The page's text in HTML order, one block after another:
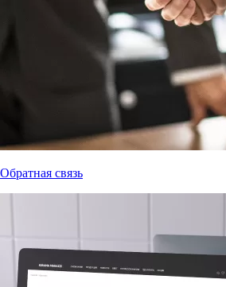
Обратная связь